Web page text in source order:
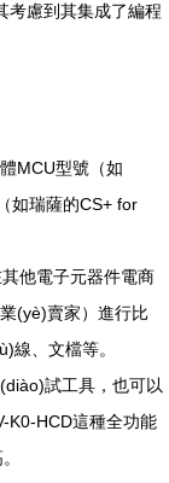
考慮到其集成了編程
MCU型號（如
如瑞薩的CS+ for
他電子元器件電商
(yè)賣家）進行比
線、文檔等。
試工具，也可以
K0-HCD這種全功能